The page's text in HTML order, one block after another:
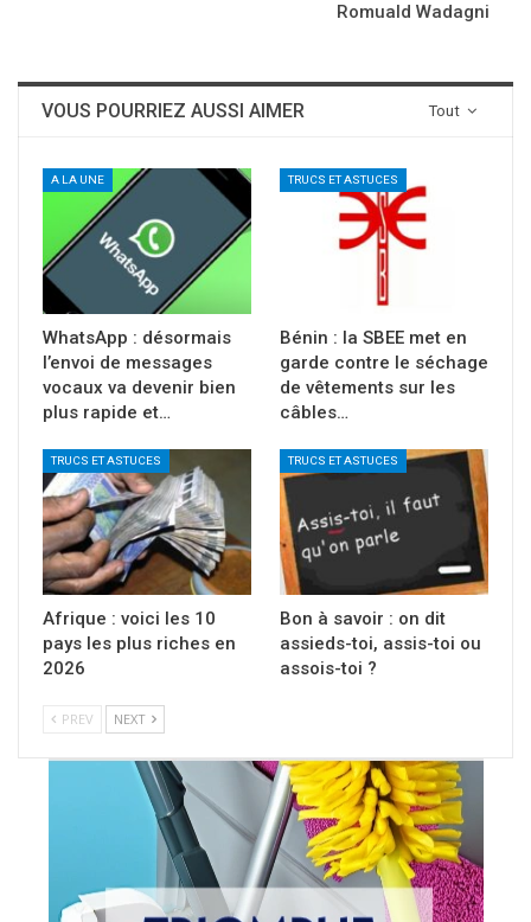
Romuald Wadagni
Tout
VOUS POURRIEZ AUSSI AIMER
A LA UNE
WhatsApp : désormais
l’envoi de messages
vocaux va devenir bien
plus rapide et…
TRUCS ET ASTUCES
Bénin : la SBEE met en
garde contre le séchage
de vêtements sur les
câbles…
TRUCS ET ASTUCES
Afrique : voici les 10
pays les plus riches en
2026
TRUCS ET ASTUCES
Bon à savoir : on dit
assieds-toi, assis-toi ou
assois-toi ?
PREV NEXT